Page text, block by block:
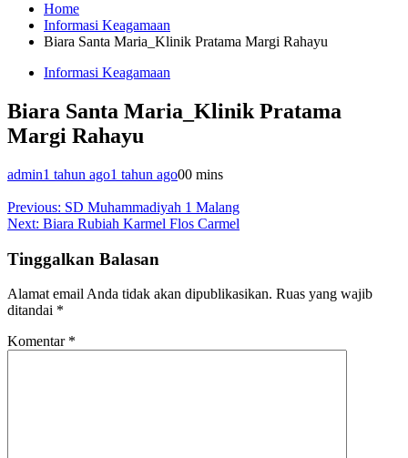
Home
Informasi Keagamaan
Biara Santa Maria_Klinik Pratama Margi Rahayu
Informasi Keagamaan
Biara Santa Maria_Klinik Pratama
Margi Rahayu
admin1 tahun ago1 tahun ago00 mins
Navigasi
pos
Previous: SD Muhammadiyah 1 Malang
Next: Biara Rubiah Karmel Flos Carmel
Tinggalkan Balasan
Alamat email Anda tidak akan dipublikasikan. Ruas yang wajib
ditandai *
Komentar *